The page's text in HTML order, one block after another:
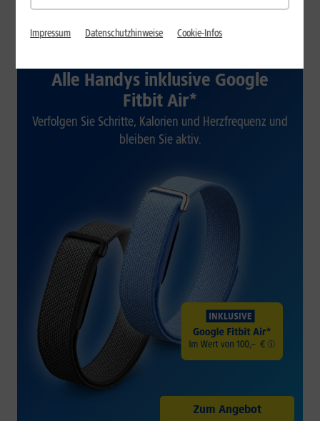
Verfügbarkeit prüfen
Alle Handys inklusive Google
Fitbit Air*
Verfolgen Sie Schritte, Kalorien und Herzfrequenz und
bleiben Sie aktiv.
Zum Angebot
Impressum Datenschutzhinweise Cookie-Infos